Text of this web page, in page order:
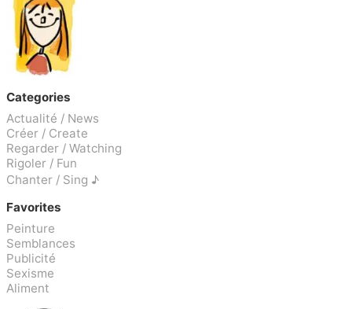
Categories
Actualité / News
Créer / Create
Regarder / Watching
Rigoler / Fun
Chanter / Sing ♪
Favorites
Peinture
Semblances
Publicité
Sexisme
Aliment